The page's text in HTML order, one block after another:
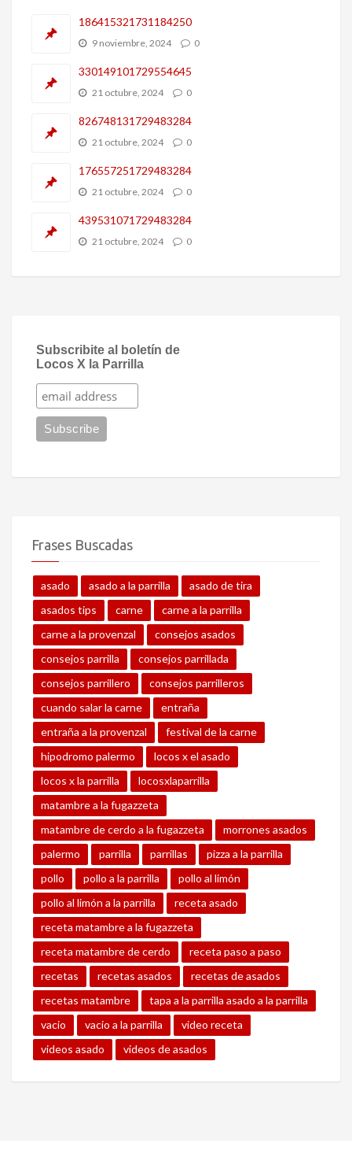
186415321731184250
9 noviembre, 2024 0
330149101729554645
21 octubre, 2024 0
826748131729483284
21 octubre, 2024 0
176557251729483284
21 octubre, 2024 0
439531071729483284
21 octubre, 2024 0
Subscribite al boletín de
Locos X la Parrilla
Frases Buscadas
asado asado a la parrilla
asado de tira
asados tips
carne
carne a la parrilla
carne a la provenzal
consejos asados
consejos parrilla
consejos parrillada
consejos parrillero
consejos parrilleros
cuando salar la carne
entraña
entraña a la provenzal
festival de la carne
hipodromo palermo
locos x el asado
locos x la parrilla
locosxlaparrilla
matambre a la fugazzeta
matambre de cerdo a la fugazzeta
morrones asados
palermo
parrilla parrillas
pizza a la parrilla
pollo
pollo a la parrilla
pollo al limón
pollo al limón a la parrilla
receta asado
receta matambre a la fugazzeta
receta matambre de cerdo
receta paso a paso
recetas
recetas asados
recetas de asados
recetas matambre
tapa a la parrilla asado a la parrilla
vacio
vacio a la parrilla
video receta
videos asado
videos de asados